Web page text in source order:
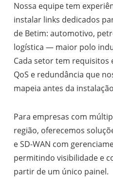
Nossa equipe tem
instalar links dedicados
de Betim: automotivo,
logística — maior polo
Cada setor tem requisitos
QoS e redundância que
mapeia antes da
Para empresas com
região, oferecemos
e SD-WAN com
permitindo visibilidade e
partir de um único painel.